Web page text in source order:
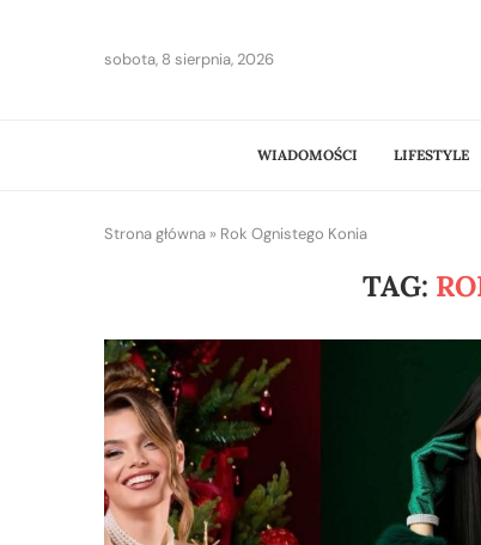
sobota, 8 sierpnia, 2026
WIADOMOŚCI LIFESTYLE
Strona główna » Rok Ognistego Konia
TAG: